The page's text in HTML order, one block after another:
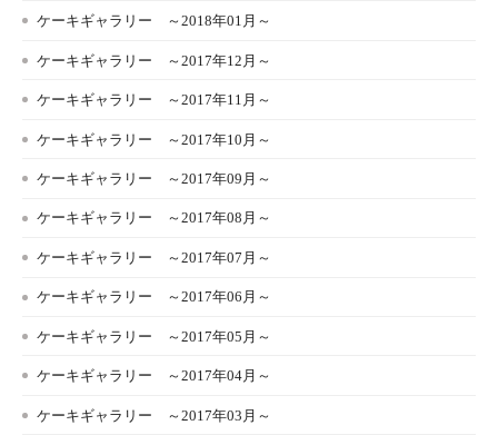
ケーキギャラリー ～2018年01月～
ケーキギャラリー ～2017年12月～
ケーキギャラリー ～2017年11月～
ケーキギャラリー ～2017年10月～
ケーキギャラリー ～2017年09月～
ケーキギャラリー ～2017年08月～
ケーキギャラリー ～2017年07月～
ケーキギャラリー ～2017年06月～
ケーキギャラリー ～2017年05月～
ケーキギャラリー ～2017年04月～
ケーキギャラリー ～2017年03月～